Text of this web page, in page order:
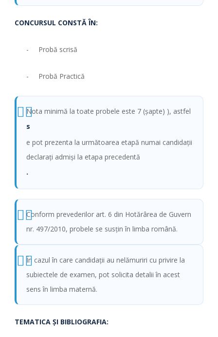
CONCURSUL CONSTĂ ÎN:
- Probă scrisă
- Probă Practică
Nota minimă la toate probele este 7 (şapte) ), astfel
s
e pot prezenta la următoarea etapă numai candidaţii
declaraţi admişi la etapa precedentă
.
Conform prevederilor art. 6 din Hotărârea de Guvern
nr. 497/2010, probele se susţin în limba română.
În cazul în care candidaţii au nelămuriri cu privire la
subiectele de examen, pot solicita detalii în acest
sens în limba maternă.
TEMATICA ŞI BIBLIOGRAFIA: